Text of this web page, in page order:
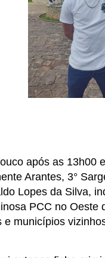
após as 13h00
Arantes, 3°
Lopes da Silva,
PCC no
municípios